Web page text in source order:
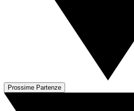
Prossime Partenze